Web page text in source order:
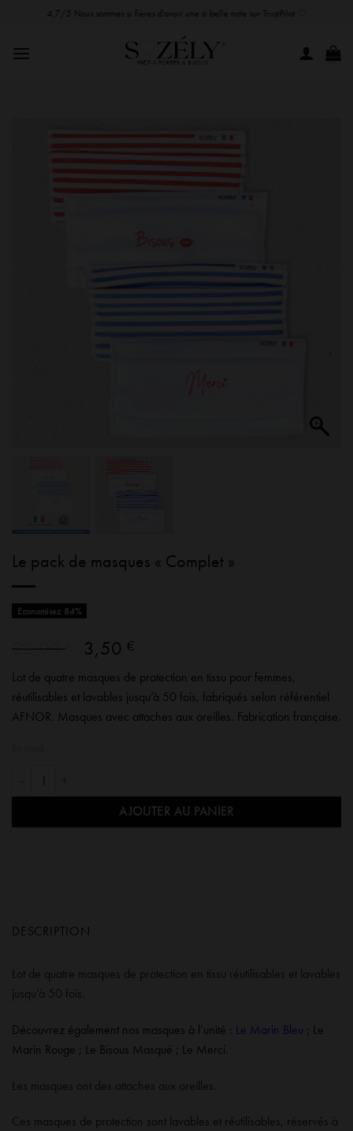
contenu
4,7/5 Nous sommes si fières d'avoir une si belle note sur TrustPilot ♡
Le pack de masques « Complet »
Economisez 84%
Le
prix
initial
était :
22,00 €.
3,50€
actuel
est :
3,50 €.
Lot de quatre masques de protection en tissu pour femmes,
réutilisables et lavables jusqu’à 50 fois, fabriqués selon référentiel
AFNOR. Masques avec attaches aux oreilles. Fabrication française.
AJOUTER AU PANIER
DESCRIPTION
Lot de quatre masques de protection en tissu réutilisables et lavables
jusqu’à 50 fois.
Découvrez également nos masques à l’unité : Le Marin Bleu ; Le
Marin Rouge ; Le Bisous Masqué ; Le Merci
Les masques ont des attaches aux oreilles.
Ces masques de protection sont lavables et réutilisables, réservés à